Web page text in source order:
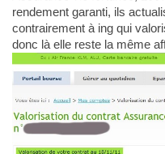
rendement garanti, ils
contrairement à ing qui
donc là elle reste la même